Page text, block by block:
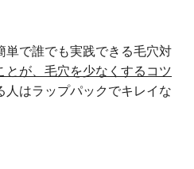
単で誰でも実践できる毛穴対
とが、毛穴を少なくするコツ
人はラップパックでキレイな